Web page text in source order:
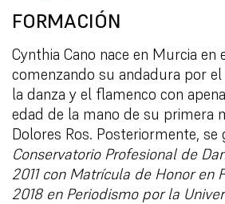
FORMACIÓN
Cynthia Cano nace en Murcia en
comenzando su andadura por
la danza y el flamenco con
edad de la mano de su primera
Dolores Ros. Posteriormente, se
Conservatorio Profesional de
2011 con Matrícula de Honor en
2018 en Periodismo por la